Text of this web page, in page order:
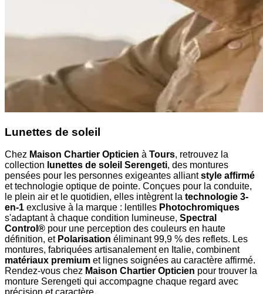
Lunettes de soleil
Chez Maison Chartier Opticien à Tours, retrouvez la
collection lunettes de soleil Serengeti, des montures
pensées pour les personnes exigeantes alliantstyle affirmé
et technologie optique de pointe. Conçues pour la conduite,
le plein air et le quotidien, elles intègrent la technologie 3-
en-1 exclusive à la marque : lentilles Photochromiques
s'adaptant à chaque condition lumineuse, Spectral
Control® pour une perception des couleurs en haute
définition, et Polarisation éliminant 99,9 % des reflets. Les
montures, fabriquées artisanalement en Italie, combinent
matériaux premium et lignes soignées au caractère affirmé.
Rendez-vous chez Maison Chartier Opticien pour trouver la
monture Serengeti qui accompagne chaque regard avec